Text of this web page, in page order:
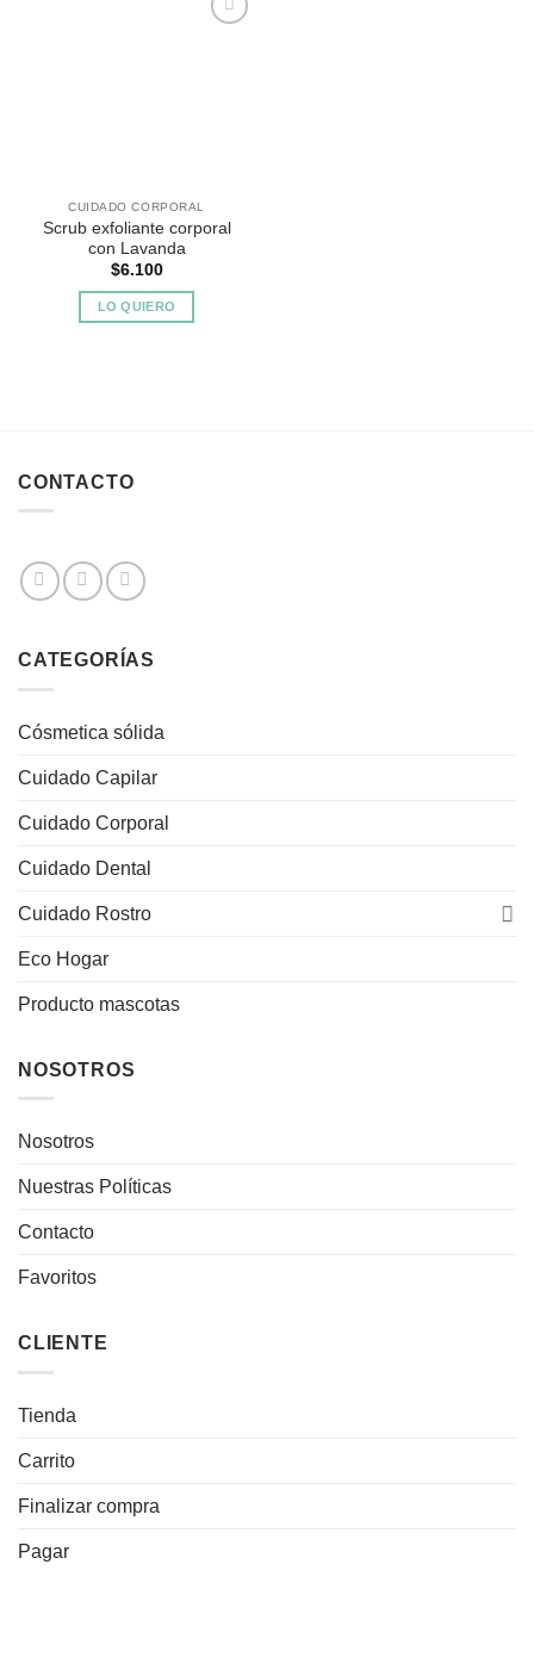
CUIDADO CORPORAL
Scrub exfoliante corporal
con Lavanda
$6.100
LO QUIERO
CONTACTO
CATEGORÍAS
Cósmetica sólida
Cuidado Capilar
Cuidado Corporal
Cuidado Dental
Cuidado Rostro
Eco Hogar
Producto mascotas
NOSOTROS
Nosotros
Nuestras Políticas
Contacto
Favoritos
CLIENTE
Tienda
Carrito
Finalizar compra
Pagar